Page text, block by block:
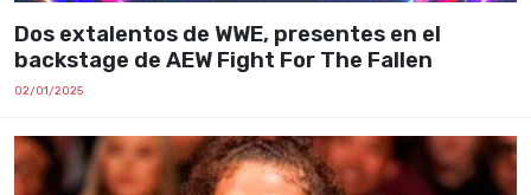
Dos extalentos de WWE, presentes en el
backstage de AEW Fight For The Fallen
02/01/2025